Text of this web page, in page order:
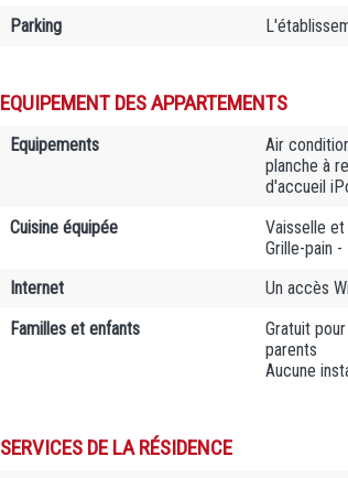
Parking
EQUIPEMENT DES APPARTEMENTS
Equipements
Air
planche à
d'accueil
Cuisine équipée
Vaisselle
Grille-pain -
Internet
Un accès
Familles et enfants
Gratuit
parents
Aucune
SERVICES DE LA RÉSIDENCE